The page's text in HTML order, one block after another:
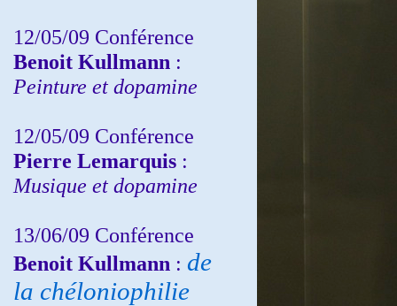
12/05/09 Conférence
Benoit Kullmann :
Peinture et dopamine
12/05/09 Conférence
Pierre Lemarquis :
Musique et dopamine
13/06/09 Conférence
Benoit Kullmann : de
la chéloniophilie